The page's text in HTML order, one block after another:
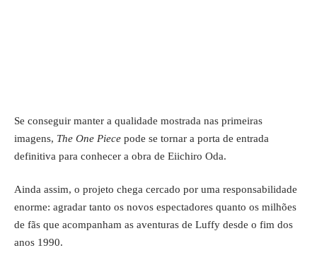
Se conseguir manter a qualidade mostrada nas primeiras
imagens, The One Piece pode se tornar a porta de entrada
definitiva para conhecer a obra de Eiichiro Oda.
Ainda assim, o projeto chega cercado por uma responsabilidade
enorme: agradar tanto os novos espectadores quanto os milhões
de fãs que acompanham as aventuras de Luffy desde o fim dos
anos 1990.